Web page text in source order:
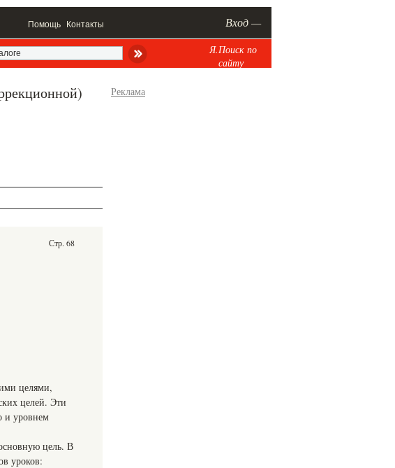
Помощь Контакты Вход —
Я.Поиск по
сайту
Стр. 68
целями,
целей. Эти
и уровнем
цель. В
уроков:
Реклама